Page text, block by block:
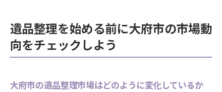
る
地元の需要と供給に基づいた遺品整理のア
プローチ
遺品整理を始める前に大府市の市場動
向をチェックしよう
大府市の遺品整理市場はどのように変化しているか